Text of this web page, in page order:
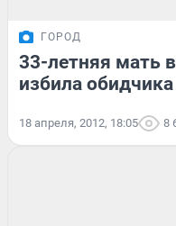
ГОРОД
33-летняя мать
избила
18 апреля, 2012, 18:05 8